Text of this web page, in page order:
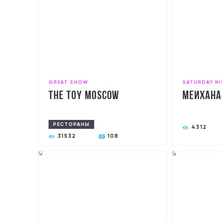
GREAT SHOW
The Toy Moscow
РЕСТОРАНЫ
31532 108
SATURDAY
Мейхана
4312